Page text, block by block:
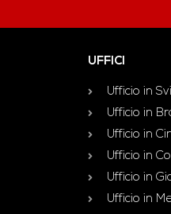
UFFICI
Ufficio in
Ufficio in
Ufficio in
Ufficio in
Ufficio in
Ufficio in